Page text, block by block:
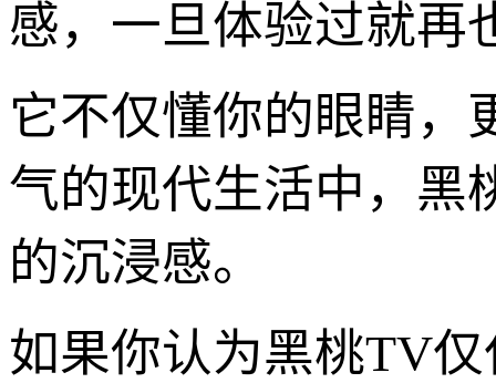
感，一旦体验过就再
它不仅懂你的眼睛，
气的现代生活中，黑
的沉浸感。
如果你认为黑桃TV